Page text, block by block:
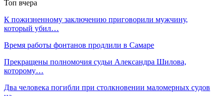
Топ вчера
К пожизненному заключению приговорили мужчину,
который убил…
Время работы фонтанов продлили в Самаре
Прекращены полномочия судьи Александра Шилова,
которому…
Два человека погибли при столкновении маломерных судов